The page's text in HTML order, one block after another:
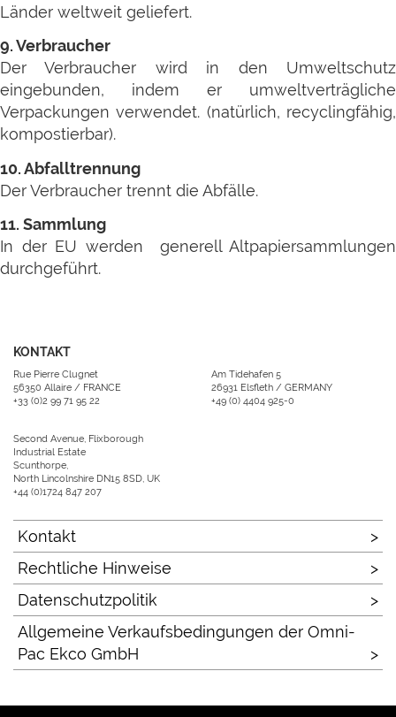
Länder weltweit geliefert.
9. Verbraucher
Der Verbraucher wird in den Umweltschutz
eingebunden, indem er umweltverträgliche
Verpackungen verwendet. (natürlich, recyclingfähig,
kompostierbar).
10. Abfalltrennung
Der Verbraucher trennt die Abfälle.
11. Sammlung
In der EU werden generell Altpapiersammlungen
durchgeführt.
KONTAKT
Rue Pierre Clugnet
56350 Allaire / FRANCE
+33 (0)2 99 71 95 22
Am Tidehafen 5
26931 Elsfleth / GERMANY
+49 (0) 4404 925-0
Second Avenue, Flixborough
Industrial Estate
Scunthorpe,
North Lincolnshire DN15 8SD, UK
+44 (0)1724 847 207
Kontakt
Rechtliche Hinweise
Datenschutzpolitik
Allgemeine Verkaufsbedingungen der Omni-
Pac Ekco GmbH